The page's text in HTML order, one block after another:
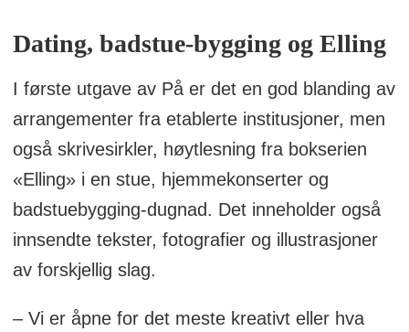
Dating, badstue-bygging og Elling
I første utgave av På er det en god blanding av
arrangementer fra etablerte institusjoner, men
også skrivesirkler, høytlesning fra bokserien
«Elling» i en stue, hjemmekonserter og
badstuebygging-dugnad. Det inneholder også
innsendte tekster, fotografier og illustrasjoner
av forskjellig slag.
– Vi er åpne for det meste kreativt eller hva